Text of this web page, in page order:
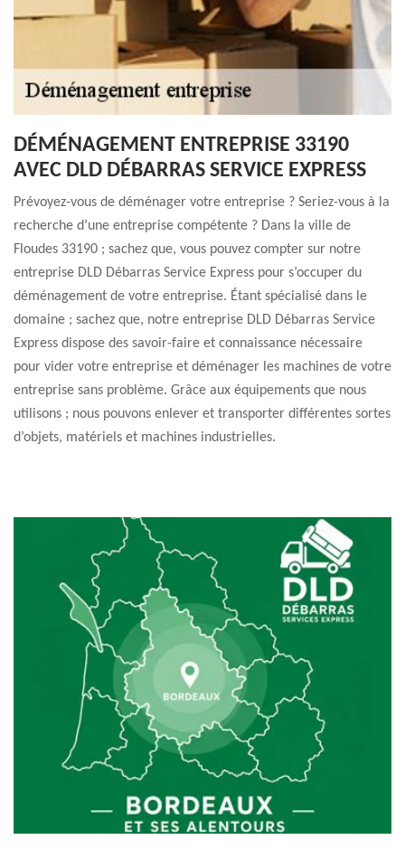
DÉMÉNAGEMENT ENTREPRISE 33190
AVEC DLD DÉBARRAS SERVICE EXPRESS
Prévoyez-vous de déménager votre entreprise ? Seriez-vous à la
recherche d’une entreprise compétente ? Dans la ville de
Floudes 33190 ; sachez que, vous pouvez compter sur notre
entreprise DLD Débarras Service Express pour s’occuper du
déménagement de votre entreprise. Étant spécialisé dans le
domaine ; sachez que, notre entreprise DLD Débarras Service
Express dispose des savoir-faire et connaissance nécessaire
pour vider votre entreprise et déménager les machines de votre
entreprise sans problème. Grâce aux équipements que nous
utilisons ; nous pouvons enlever et transporter différentes sortes
d’objets, matériels et machines industrielles.